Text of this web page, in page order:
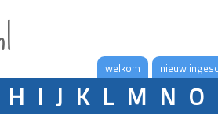
nieuw
welkom
H I J K L M N O